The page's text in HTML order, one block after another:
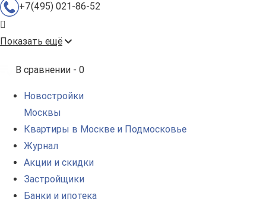
+7(495) 021-86-52
Показать ещё
В сравнении - 0
Новостройки
Москвы
Квартиры в Москве и Подмосковье
Журнал
Акции и скидки
Застройщики
Банки и ипотека